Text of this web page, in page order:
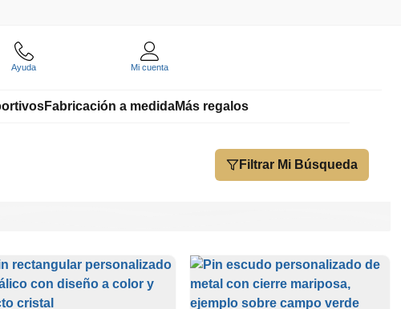
Ayuda Mi cuenta
Fabricación a medidaMás regalos
Filtrar Mi Búsqueda